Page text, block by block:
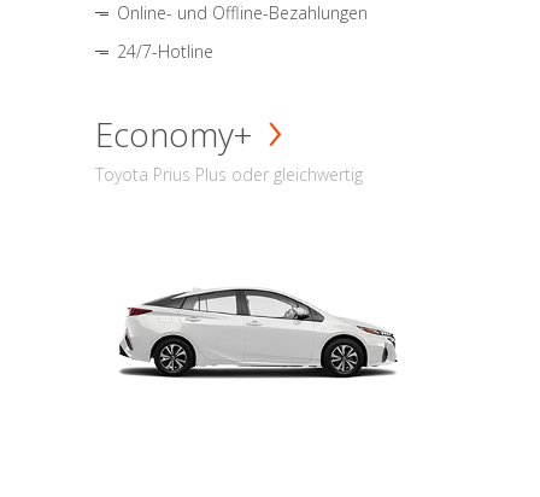
Online- und Offline-Bezahlungen
24/7-Hotline
Economy+
Toyota Prius Plus oder gleichwertig